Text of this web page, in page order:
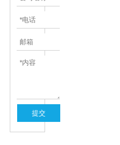
提交